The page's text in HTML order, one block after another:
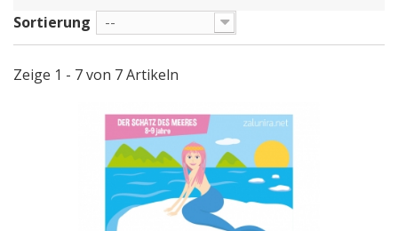
Sortierung
--
Zeige 1 - 7 von 7 Artikeln